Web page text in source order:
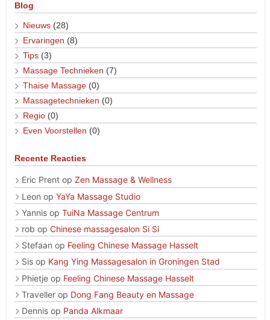
Blog
Nieuws (28)
Ervaringen (8)
Tips (3)
Massage Technieken (7)
Thaise Massage (0)
Massagetechnieken (0)
Regio (0)
Even Voorstellen (0)
Recente Reacties
Eric Prent op Zen Massage & Wellness
Leon op YaYa Massage Studio
Yannis op TuiNa Massage Centrum
rob op Chinese massagesalon Si Si
Stefaan op Feeling Chinese Massage Hasselt
Sis op Kang Ying Massagesalon in Groningen Stad
Phietje op Feeling Chinese Massage Hasselt
Traveller op Dong Fang Beauty en Massage
Dennis op Panda Alkmaar